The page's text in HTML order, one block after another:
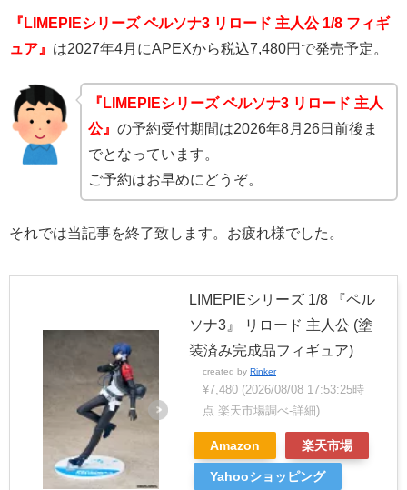
『LIMEPIEシリーズ ペルソナ3 リロード 主人公 1/8 フィギ
ュア』 は2027年4月にAPEXから税込7,480円で発売予定。
『LIMEPIEシリーズ ペルソナ3 リロード 主人
公』の予約受付期間は2026年8月26日前後ま
でとなっています。
ご予約はお早めにどうぞ。
それでは当記事を終了致します。お疲れ様でした。
LIMEPIEシリーズ 1/8 『ペル
ソナ3』 リロード 主人公 (塗
装済み完成品フィギュア)
created by Rinker
¥7,480 (2026/08/08 17:53:25時
点 楽天市場調べ-詳細)
Amazon 楽天市場
Yahooショッピング